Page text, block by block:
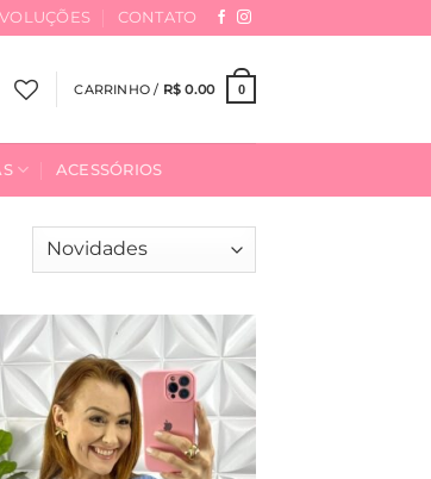
CONTATO
CARRINHO / R$ 0.00 0
ACESSÓRIOS